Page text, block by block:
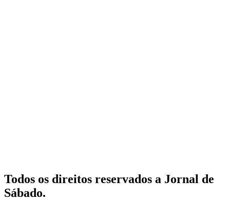
Todos os direitos reservados a Jornal de
Sábado.